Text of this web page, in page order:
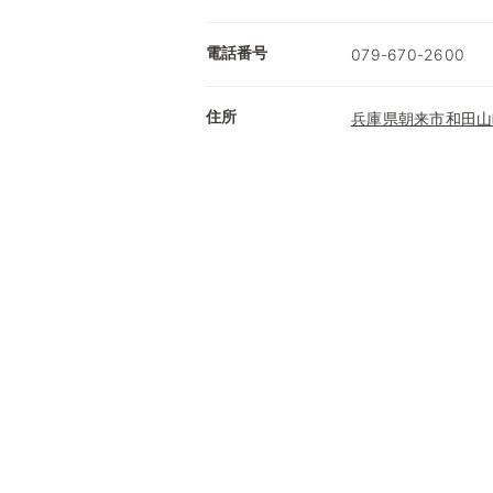
電話番号 079-670-2600
住所 兵庫県朝来市和田